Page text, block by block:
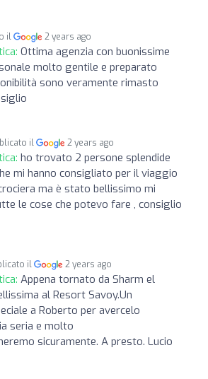
il 2 years ago
Ottima agenzia con buonissime
molto gentile e preparato
sono veramente rimasto
il 2 years ago
ho trovato 2 persone splendide
mi hanno consigliato per il viaggio
ma è stato bellissimo mi
le cose che potevo fare , consiglio
il 2 years ago
Appena tornato da Sharm el
al Resort Savoy.Un
a Roberto per avercelo
seria e molto
sicuramente. A presto. Lucio